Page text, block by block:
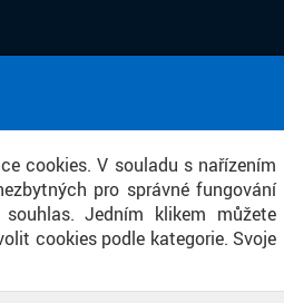
cookies. V souladu s nařízením
pro správné fungování
Jedním klikem můžete
cookies podle kategorie. Svoje
FILTRU